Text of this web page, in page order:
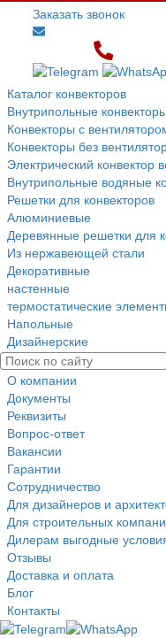
Заказать звонок
Каталог конвекторов
Внутрипольные конвекторы
Конвекторы с
Конвекторы без
Электрический конвектор
Внутрипольные водяные
Решетки для конвекторов
Алюминиевые
Деревянные решетки для
Из нержавеющей стали
Декоративные
настенные
термостатические
Напольные
Дизайнерские
О компании
Документы
Реквизиты
Вопрос-ответ
Вакансии
Гарантии
Сотрудничество
Для дизайнеров и
Для строительных
Дилерам выгодные
Отзывы
Доставка и оплата
Блог
Контакты